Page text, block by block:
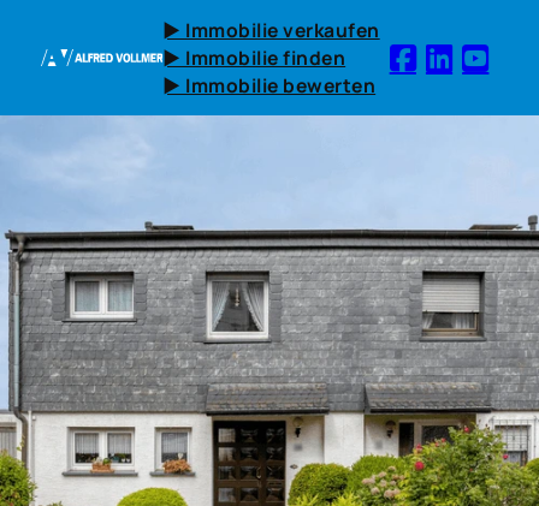
► Immobilie verkaufen
► Immobilie finden
► Immobilie bewerten